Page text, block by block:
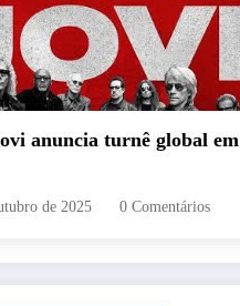
anuncia turnê global em
de 2025 0 Comentários